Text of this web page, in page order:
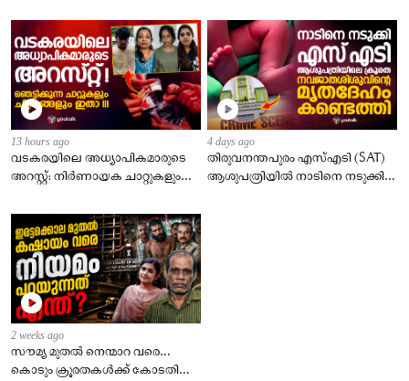
13 hours ago
വടകരയിലെ അധ്യാപികമാരുടെ
അറസ്റ്റ്: നിർണായക ചാറ്റുകളും
സംഘത്തിന്.
4 days ago
തിരുവനന്തപുരം എസ്എടി (SAT)
ആശുപത്രിയിൽ നാടിനെ നടുക്കിയ
2 weeks ago
സൗമ്യ മുതൽ നെന്മാറ വരെ…
കൊടും ക്രൂരതകൾക്ക് കോടതി